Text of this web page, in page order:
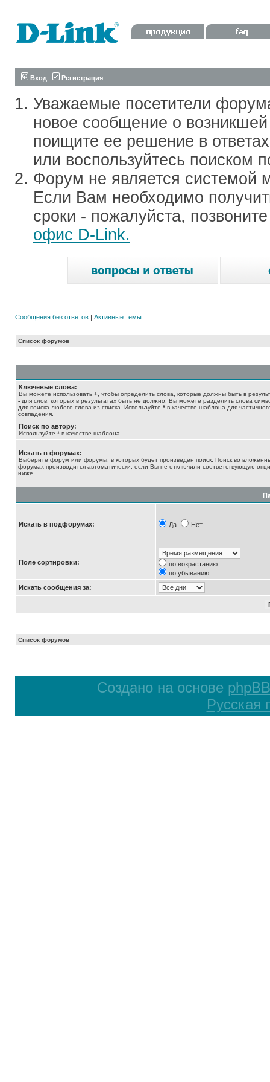
Вход Регистрация
Уважаемые посетители
новое сообщение о
поищите ее решение в
или воспользуйтесь поиском
Форум не является системой
Если Вам необходимо
сроки - пожалуйста,
офис D-Link.
Сообщения без ответов | Активные темы
Список форумов
Ключевые слова:
Вы можете использовать + , чтобы определить слова, которые должны быть в
- для слов, которых в результатах быть не должно. Вы можете разделить слова
для поиска любого слова из списка. Используйте * в качестве шаблона для
совпадения.
Поиск по автору:
Используйте * в качестве шаблона.
Искать в форумах:
Выберите форум или форумы, в которых будет произведен поиск. Поиск во
форумах производится автоматически, если Вы не отключили соответствующую
ниже.
Искать в подфорумах: Да Нет
Поле сортировки:
по возрастанию
по убыванию
Искать сообщения за:
Список форумов
Создано на основе phpBB
Русская